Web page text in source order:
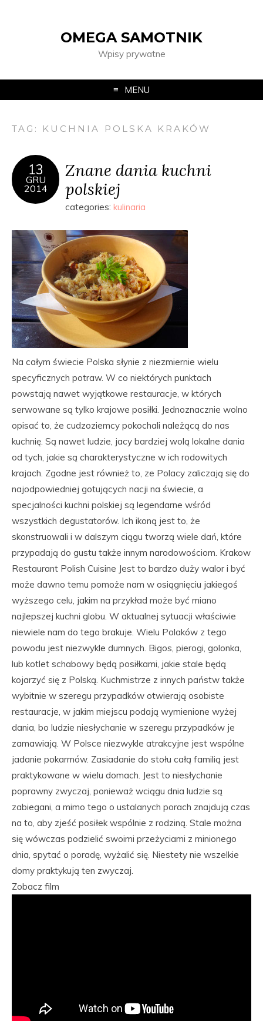
OMEGA SAMOTNIK
Wpisy prywatne
MENU
TAG: KUCHNIA POLSKA KRAKÓW
13
GRU
2014
Znane dania kuchni
polskiej
categories: kulinaria
Na całym świecie Polska słynie z niezmiernie wielu
specyficznych potraw. W co niektórych punktach
powstają nawet wyjątkowe restauracje, w których
serwowane są tylko krajowe posiłki. Jednoznacznie wolno
opisać to, że cudzoziemcy pokochali należącą do nas
kuchnię. Są nawet ludzie, jacy bardziej wolą lokalne dania
od tych, jakie są charakterystyczne w ich rodowitych
krajach. Zgodne jest również to, ze Polacy zaliczają się do
najodpowiedniej gotujących nacji na świecie, a
specjalności kuchni polskiej są legendarne wśród
wszystkich degustatorów. Ich ikoną jest to, że
skonstruowali i w dalszym ciągu tworzą wiele dań, które
przypadają do gustu także innym narodowościom. Krakow
Restaurant Polish Cuisine Jest to bardzo duży walor i być
może dawno temu pomoże nam w osiągnięciu jakiegoś
wyższego celu, jakim na przykład może być miano
najlepszej kuchni globu. W aktualnej sytuacji właściwie
niewiele nam do tego brakuje. Wielu Polaków z tego
powodu jest niezwykle dumnych. Bigos, pierogi, golonka,
lub kotlet schabowy będą posiłkami, jakie stale będą
kojarzyć się z Polską. Kuchmistrze z innych państw także
wybitnie w szeregu przypadków otwierają osobiste
restauracje, w jakim miejscu podają wymienione wyżej
dania, bo ludzie niesłychanie w szeregu przypadków je
zamawiają. W Polsce niezwykle atrakcyjne jest wspólne
jadanie pokarmów. Zasiadanie do stołu całą familią jest
praktykowane w wielu domach. Jest to niesłychanie
poprawny zwyczaj, ponieważ wciągu dnia ludzie są
zabiegani, a mimo tego o ustalanych porach znajdują czas
na to, aby zjeść posiłek wspólnie z rodziną. Stale można
się wówczas podzielić swoimi przeżyciami z minionego
dnia, spytać o poradę, wyżalić się. Niestety nie wszelkie
domy praktykują ten zwyczaj.
Zobacz film